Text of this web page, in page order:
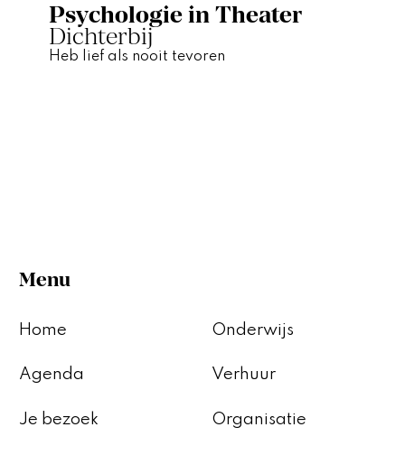
Psychologie in Theater
Dichterbij
Heb lief als nooit tevoren
Menu
Home
Agenda
Je bezoek
Onderwijs
Verhuur
Organisatie